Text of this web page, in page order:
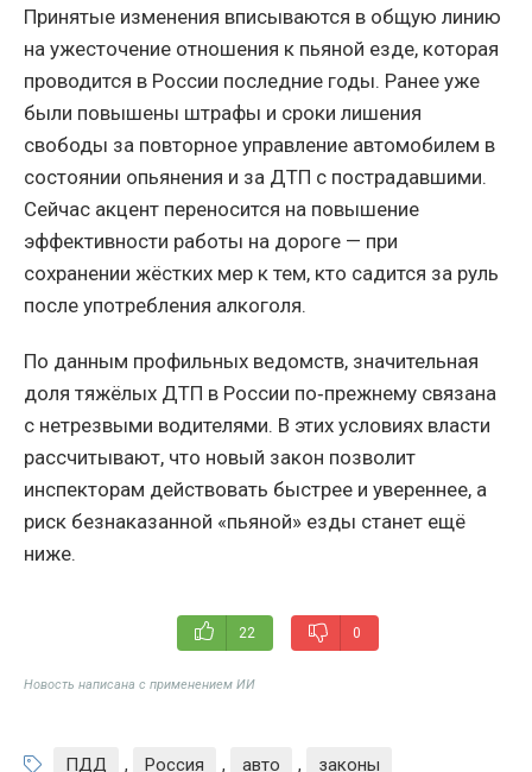
Принятые изменения вписываются в общую линию
на ужесточение отношения к пьяной езде, которая
проводится в России последние годы. Ранее уже
были повышены штрафы и сроки лишения
свободы за повторное управление автомобилем в
состоянии опьянения и за ДТП с пострадавшими.
Сейчас акцент переносится на повышение
эффективности работы на дороге — при
сохранении жёстких мер к тем, кто садится за руль
после употребления алкоголя.
По данным профильных ведомств, значительная
доля тяжёлых ДТП в России по‑прежнему связана
с нетрезвыми водителями. В этих условиях власти
рассчитывают, что новый закон позволит
инспекторам действовать быстрее и увереннее, а
риск безнаказанной «пьяной» езды станет ещё
ниже.
22 0
Новость написана с применением ИИ
ПДД , Россия , авто , законы